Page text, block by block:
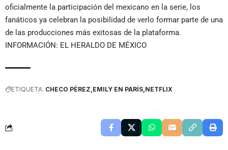
oficialmente la participación del mexicano en la serie, los
fanáticos ya celebran la posibilidad de verlo formar parte de una
de las producciones más exitosas de la plataforma.
INFORMACIÓN: EL HERALDO DE MÉXICO
ETIQUETA: CHECO PÉREZ EMILY EN PARÍS NETFLIX